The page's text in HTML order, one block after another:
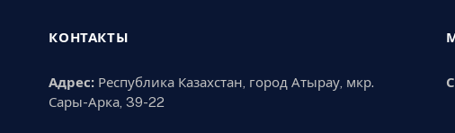
КОНТАКТЫ
Адрес: Республика Казахстан, город Атырау, мкр.
Сары-Арка, 39-22